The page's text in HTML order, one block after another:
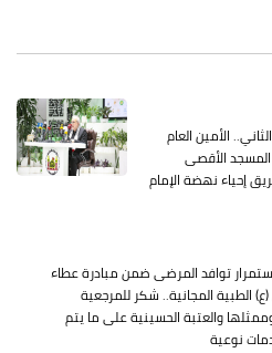
الأمين العام
الأقصى
إحياء نهضة الإمام
توافد المرضى ضمن مبادرة عطاء
(ع) الطبية المجانية.. شكر للمرجعية
وممثلها والعتبة الحسينية على ما يتم
نوعية